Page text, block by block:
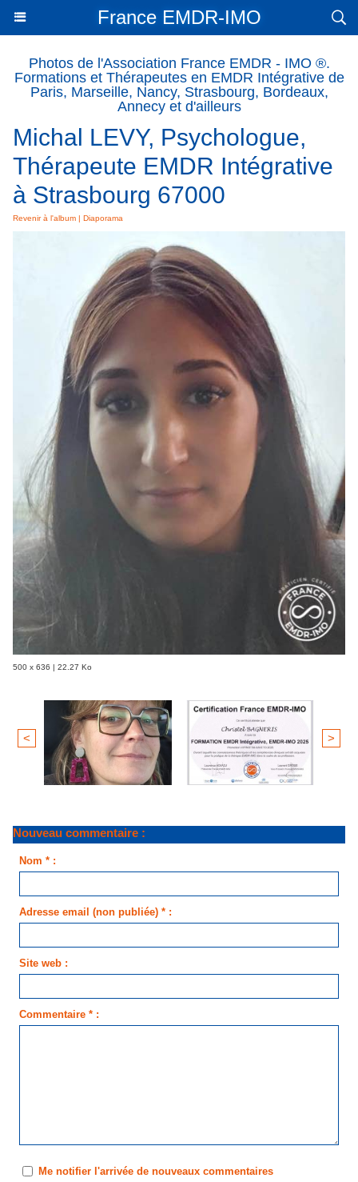
France EMDR-IMO
Photos de l'Association France EMDR - IMO ®.
Formations et Thérapeutes en EMDR Intégrative de
Paris, Marseille, Nancy, Strasbourg, Bordeaux,
Annecy et d'ailleurs
Michal LEVY, Psychologue,
Thérapeute EMDR Intégrative
à Strasbourg 67000
Revenir à l'album | Diaporama
500 x 636 | 22.27 Ko
< >
Nouveau commentaire :
Nom * :
Adresse email (non publiée) * :
Site web :
Commentaire * :
Me notifier l'arrivée de nouveaux commentaires